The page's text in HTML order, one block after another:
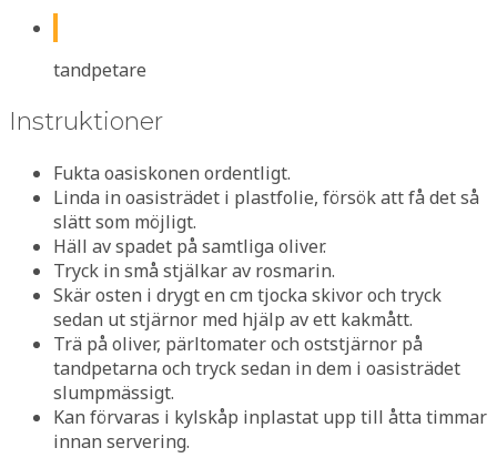
tandpetare
Instruktioner
Fukta oasiskonen ordentligt.
Linda in oasisträdet i plastfolie, försök att få det så
slätt som möjligt.
Häll av spadet på samtliga oliver.
Tryck in små stjälkar av rosmarin.
Skär osten i drygt en cm tjocka skivor och tryck
sedan ut stjärnor med hjälp av ett kakmått.
Trä på oliver, pärltomater och oststjärnor på
tandpetarna och tryck sedan in dem i oasisträdet
slumpmässigt.
Kan förvaras i kylskåp inplastat upp till åtta timmar
innan servering.